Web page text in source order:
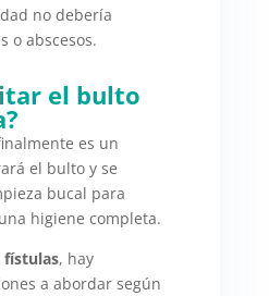
no debería
o abscesos.
el bulto
es un
el bulto y se
bucal para
higiene completa.
fístulas, hay
a abordar según